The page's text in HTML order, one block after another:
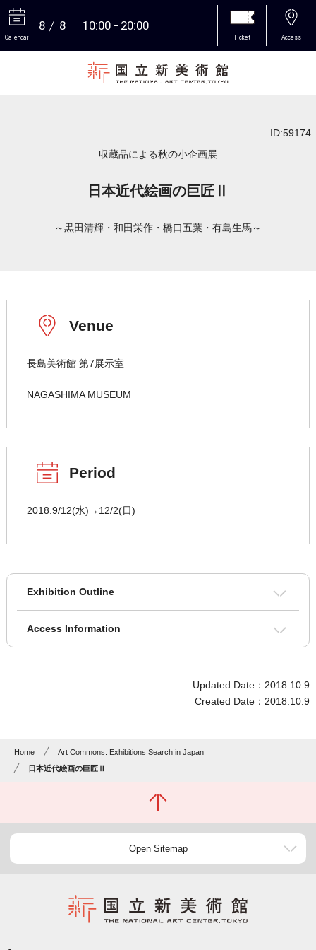
Calendar
8 8 10:00 20:00
Ticket Access
ID:59174
収蔵品による秋の小企画展
日本近代絵画の巨匠Ⅱ
～黒田清輝・和田栄作・橋口五葉・有島生馬～
Venue
長島美術館 第7展示室
NAGASHIMA MUSEUM
Period
2018.9/12(水)→12/2(日)
Exhibition Outline
Access Information
Updated Date：2018.10.9
Created Date：2018.10.9
Home
Art Commons: Exhibitions Search in Japan
日本近代絵画の巨匠Ⅱ
Open Sitemap